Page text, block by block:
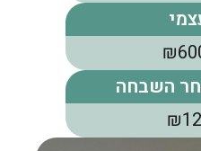
השבחה